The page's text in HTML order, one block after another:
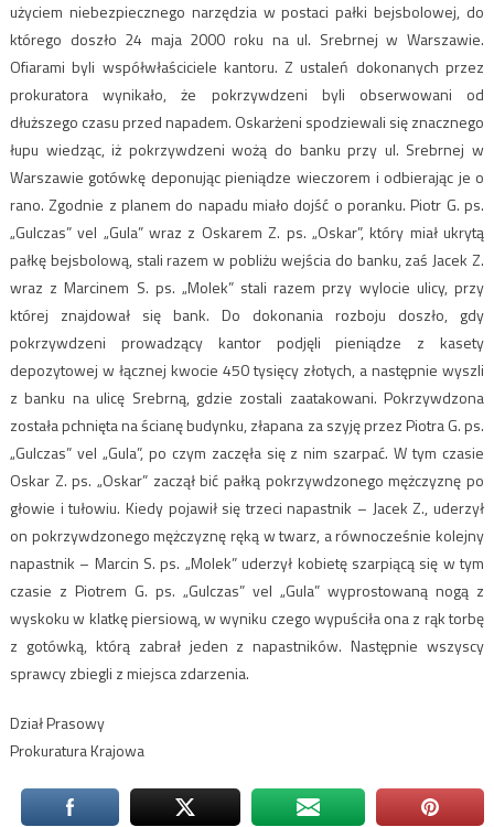
użyciem niebezpiecznego narzędzia w postaci pałki bejsbolowej, do
którego doszło 24 maja 2000 roku na ul. Srebrnej w Warszawie.
Ofiarami byli współwłaściciele kantoru. Z ustaleń dokonanych przez
prokuratora wynikało, że pokrzywdzeni byli obserwowani od
dłuższego czasu przed napadem. Oskarżeni spodziewali się znacznego
łupu wiedząc, iż pokrzywdzeni wożą do banku przy ul. Srebrnej w
Warszawie gotówkę deponując pieniądze wieczorem i odbierając je o
rano. Zgodnie z planem do napadu miało dojść o poranku. Piotr G. ps.
„Gulczas” vel „Gula” wraz z Oskarem Z. ps. „Oskar”, który miał ukrytą
pałkę bejsbolową, stali razem w pobliżu wejścia do banku, zaś Jacek Z.
wraz z Marcinem S. ps. „Molek” stali razem przy wylocie ulicy, przy
której znajdował się bank. Do dokonania rozboju doszło, gdy
pokrzywdzeni prowadzący kantor podjęli pieniądze z kasety
depozytowej w łącznej kwocie 450 tysięcy złotych, a następnie wyszli
z banku na ulicę Srebrną, gdzie zostali zaatakowani. Pokrzywdzona
została pchnięta na ścianę budynku, złapana za szyję przez Piotra G. ps.
„Gulczas” vel „Gula”, po czym zaczęła się z nim szarpać. W tym czasie
Oskar Z. ps. „Oskar” zaczął bić pałką pokrzywdzonego mężczyznę po
głowie i tułowiu. Kiedy pojawił się trzeci napastnik – Jacek Z., uderzył
on pokrzywdzonego mężczyznę ręką w twarz, a równocześnie kolejny
napastnik – Marcin S. ps. „Molek” uderzył kobietę szarpiącą się w tym
czasie z Piotrem G. ps. „Gulczas” vel „Gula” wyprostowaną nogą z
wyskoku w klatkę piersiową, w wyniku czego wypuściła ona z rąk torbę
z gotówką, którą zabrał jeden z napastników. Następnie wszyscy
sprawcy zbiegli z miejsca zdarzenia.
Dział Prasowy
Prokuratura Krajowa